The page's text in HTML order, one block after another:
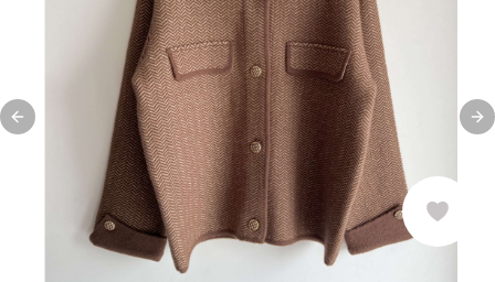
Previous slide